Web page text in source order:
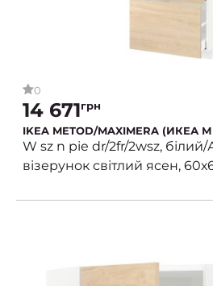
0
14 671грн
IKEA METOD/MAXIMERA
W sz n pie dr/2fr/2wsz,
візерунок світлий ясен,